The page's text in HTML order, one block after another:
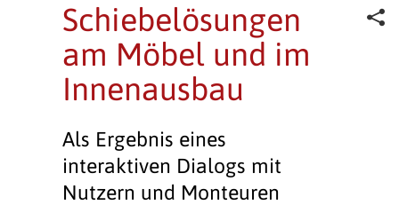
Schiebelösungen
am Möbel und im
Innenausbau
Als Ergebnis eines
interaktiven Dialogs mit
Nutzern und Monteuren